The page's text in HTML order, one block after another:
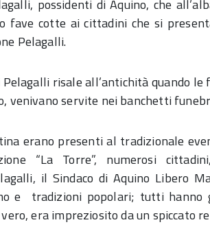
possidenti di Aquino, che
fave cotte ai cittadini che si
Pelagalli.
Pelagalli risale all’antichità quando
venivano servite nei banchetti
erano presenti al tradizionale
“La Torre”, numerosi
il Sindaco di Aquino Libero
e tradizioni popolari; tutti hanno
era impreziosito da un spiccato